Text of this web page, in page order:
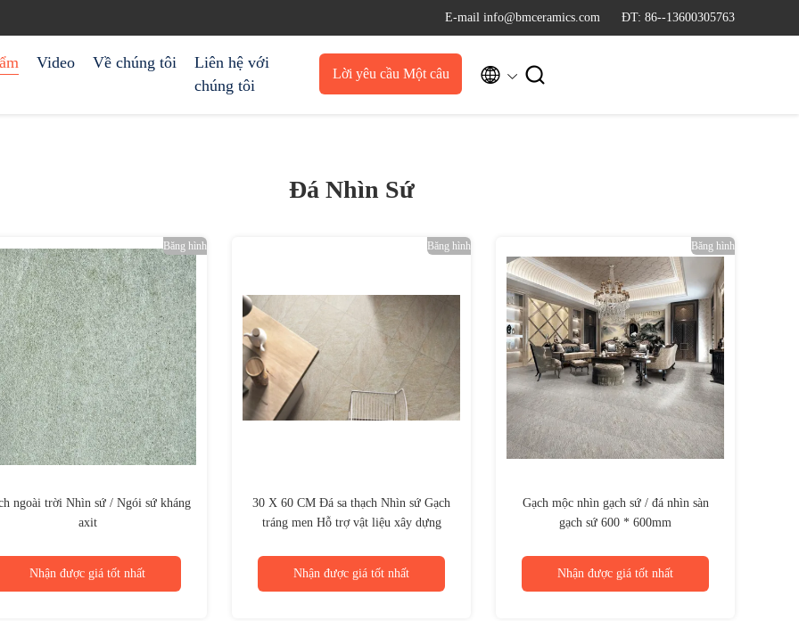
E-mail info@bmceramics.com ĐT: 86--13600305763
Video Về chúng tôi
Liên hệ với
chúng tôi
Lời yêu cầu Một câu  
Đá Nhìn Sứ
Băng hình
ngoài trời Nhìn sứ / Ngói sứ kháng
axit
Nhận được giá tốt nhất
Băng hình
30 X 60 CM Đá sa thạch Nhìn sứ Gạch
tráng men Hỗ trợ vật liệu xây dựng
Nhận được giá tốt nhất
Băng hình
Gạch mộc nhìn gạch sứ / đá nhìn sàn
gạch sứ 600 * 600mm
Nhận được giá tốt nhất